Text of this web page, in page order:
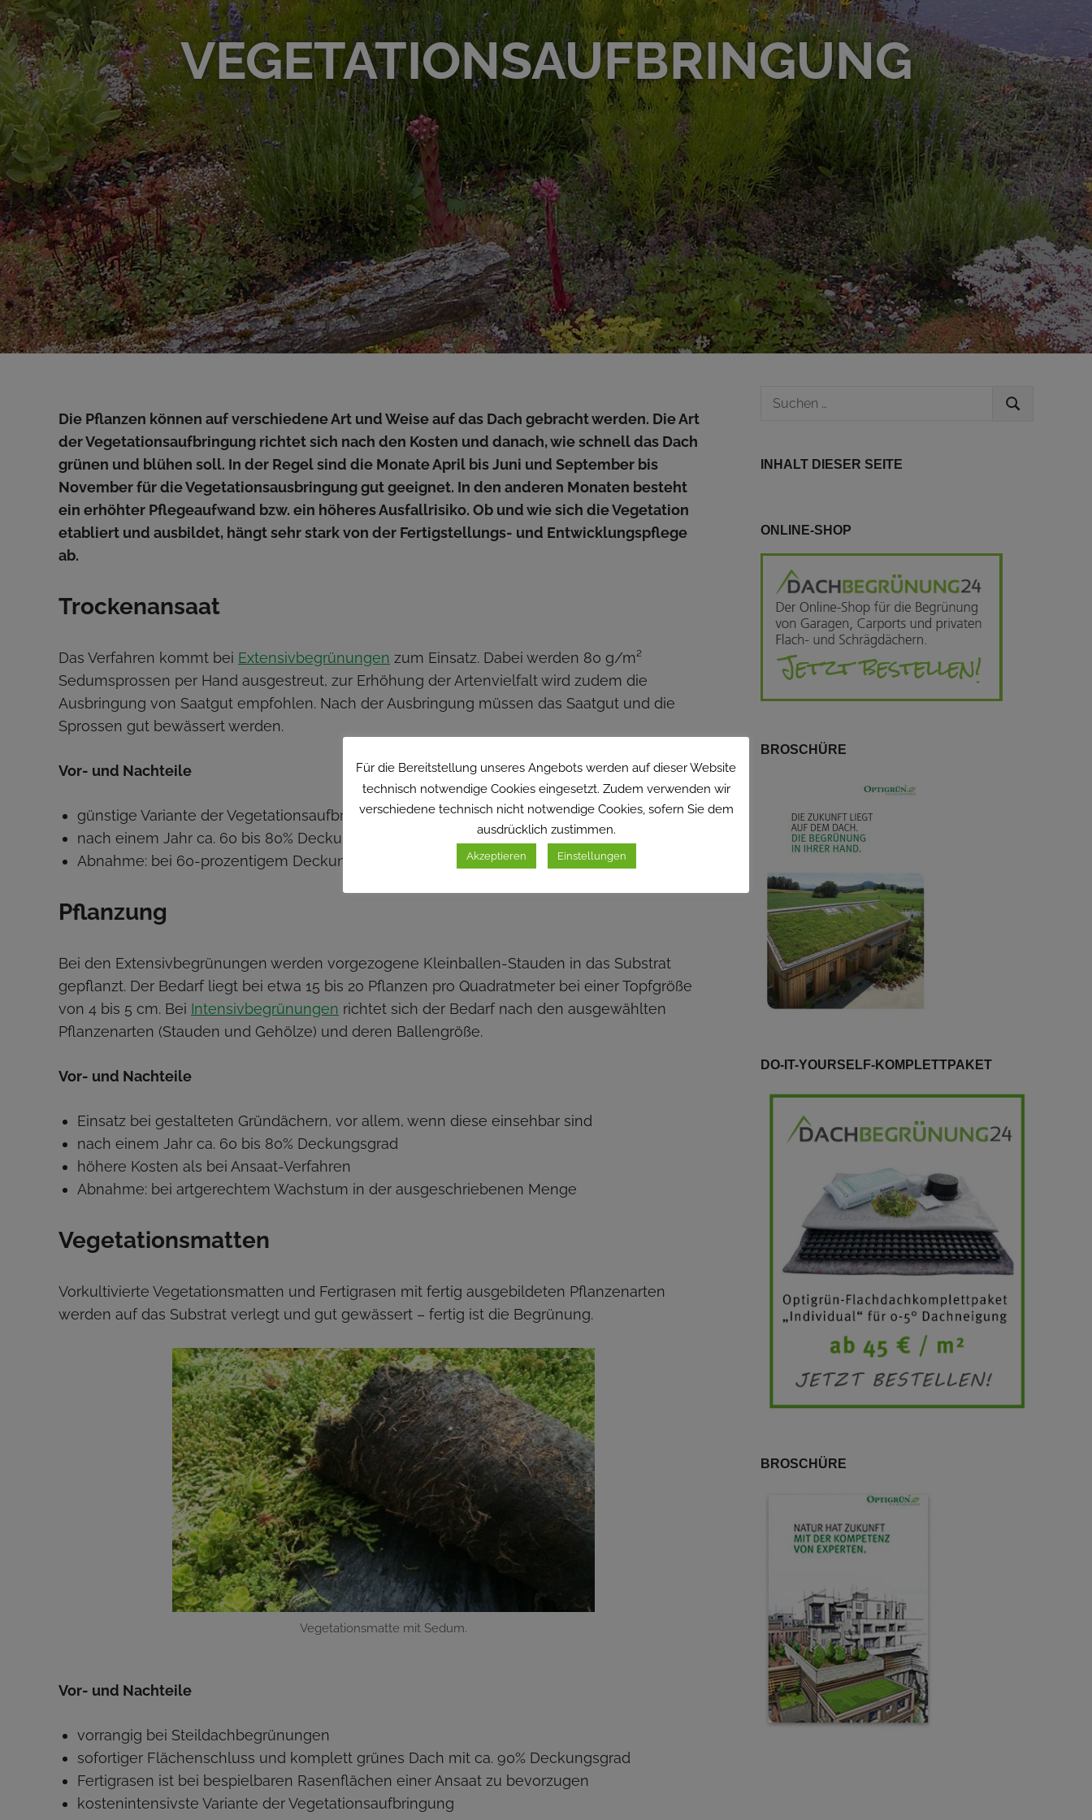
VEGETATIONSAUFBRINGUNG
Die Pflanzen können auf verschiedene Art und Weise auf das Dach gebracht werden. Die Art
der Vegetationsaufbringung richtet sich nach den Kosten und danach, wie schnell das Dach
grünen und blühen soll. In der Regel sind die Monate April bis Juni und September bis
November für die Vegetationsausbringung gut geeignet. In den anderen Monaten besteht
ein erhöhter Pflegeaufwand bzw. ein höheres Ausfallrisiko. Ob und wie sich die Vegetation
etabliert und ausbildet, hängt sehr stark von der Fertigstellungs- und Entwicklungspflege
ab.
Trockenansaat
Das Verfahren kommt bei Extensivbegrünungen zum Einsatz. Dabei werden 80 g/m²
Sedumsprossen per Hand ausgestreut, zur Erhöhung der Artenvielfalt wird zudem die
Ausbringung von Saatgut empfohlen. Nach der Ausbringung müssen das Saatgut und die
Sprossen gut bewässert werden.
Vor- und Nachteile
günstige Variante der Vegetationsaufbringung
nach einem Jahr ca. 60 bis 80% Deckungsgrad
Abnahme: bei 60-prozentigem Deckungsgrad
Pflanzung
Bei den Extensivbegrünungen werden vorgezogene Kleinballen-Stauden in das Substrat
gepflanzt. Der Bedarf liegt bei etwa 15 bis 20 Pflanzen pro Quadratmeter bei einer Topfgröße
von 4 bis 5 cm. Bei Intensivbegrünungen richtet sich der Bedarf nach den ausgewählten
Pflanzenarten (Stauden und Gehölze) und deren Ballengröße.
Vor- und Nachteile
Einsatz bei gestalteten Gründächern, vor allem, wenn diese einsehbar sind
nach einem Jahr ca. 60 bis 80% Deckungsgrad
höhere Kosten als bei Ansaat-Verfahren
Abnahme: bei artgerechtem Wachstum in der ausgeschriebenen Menge
Vegetationsmatten
Vorkultivierte Vegetationsmatten und Fertigrasen mit fertig ausgebildeten Pflanzenarten
werden auf das Substrat verlegt und gut gewässert – fertig ist die Begrünung.
Vegetationsmatte mit Sedum.
Vor- und Nachteile
vorrangig bei Steildachbegrünungen
sofortiger Flächenschluss und komplett grünes Dach mit ca. 90% Deckungsgrad
Fertigrasen ist bei bespielbaren Rasenflächen einer Ansaat zu bevorzugen
kostenintensivste Variante der Vegetationsaufbringung
Suchen
SUCHEN
INHALT DIESER SEITE
ONLINE-SHOP
BROSCHÜRE
DO-IT-YOURSELF-KOMPLETTPAKET
BROSCHÜRE
Für die Bereitstellung unseres Angebots werden auf dieser Website
technisch notwendige Cookies eingesetzt. Zudem verwenden wir
verschiedene technisch nicht notwendige Cookies, sofern Sie dem
ausdrücklich zustimmen.
Akzeptieren Einstellungen